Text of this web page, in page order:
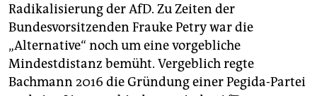
Radikalisierung der AfD. Zu Zeiten der
Bundesvorsitzenden Frauke Petry war die
„Alternative“ noch um eine vorgebliche
Mindestdistanz bemüht. Vergeblich regte
Bachmann 2016 die Gründung einer Pegida-Partei